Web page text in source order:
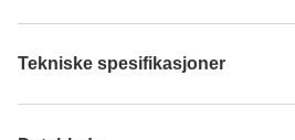
Tekniske spesifikasjoner